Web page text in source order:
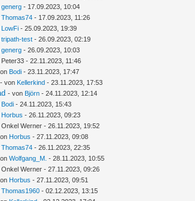
generg - 17.09.2023, 10:04
Thomas74 - 17.09.2023, 11:26
LowFi - 25.09.2023, 19:39
tripath-test - 26.09.2023, 02:19
generg - 26.09.2023, 10:03
- 22.11.2023, 11:46
Bodi - 23.11.2023, 17:47
- von Kellerkind - 23.11.2023, 17:53
- von Björn - 24.11.2023, 12:14
Bodi - 24.11.2023, 15:43
Horbus - 26.11.2023, 09:23
Werner - 26.11.2023, 19:52
Horbus - 27.11.2023, 09:08
Thomas74 - 26.11.2023, 22:35
Wolfgang_M. - 28.11.2023, 10:55
Werner - 27.11.2023, 09:26
Horbus - 27.11.2023, 09:51
Thomas1960 - 02.12.2023, 13:15